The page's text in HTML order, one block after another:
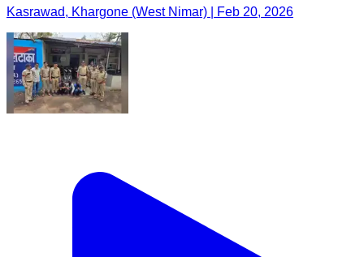
Kasrawad, Khargone (West Nimar) | Feb 20, 2026